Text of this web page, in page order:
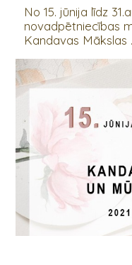
No 15. jūnija līdz
novadpētniecības
Kandavas Mākslas